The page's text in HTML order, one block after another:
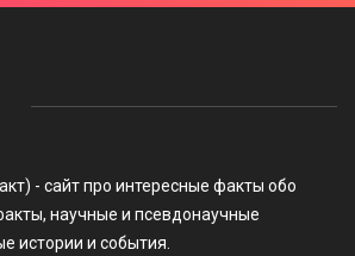
- сайт про интересные факты обо
научные и псевдонаучные
истории и события.